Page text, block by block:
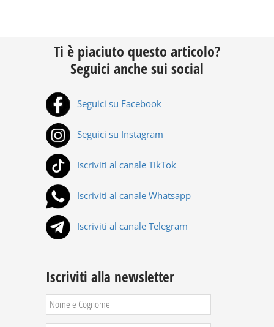
Ti è piaciuto questo articolo?
Seguici anche sui social
Seguici su Facebook
Seguici su Instagram
Iscriviti al canale TikTok
Iscriviti al canale Whatsapp
Iscriviti al canale Telegram
Iscriviti alla newsletter